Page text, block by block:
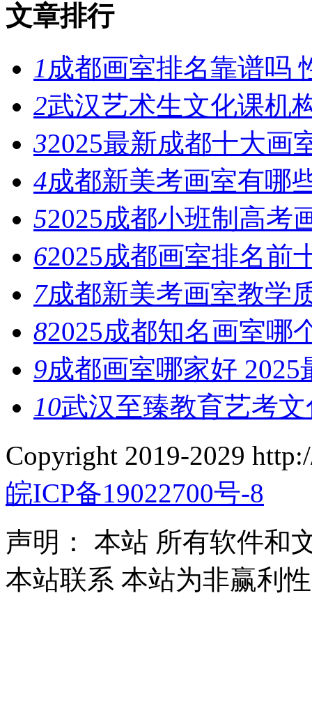
文章排行
1成都画室排名靠谱吗
2武汉艺术生文化课机
32025最新成都十大画
4成都新美考画室有哪
52025成都小班制高考
62025成都画室排名前
7成都新美考画室教学
82025成都知名画室哪
9成都画室哪家好
10武汉至臻教育艺考
Copyright 2019-2029
皖ICP备19022700号-8
声明： 本站 所有软件和
本站联系 本站为非赢利